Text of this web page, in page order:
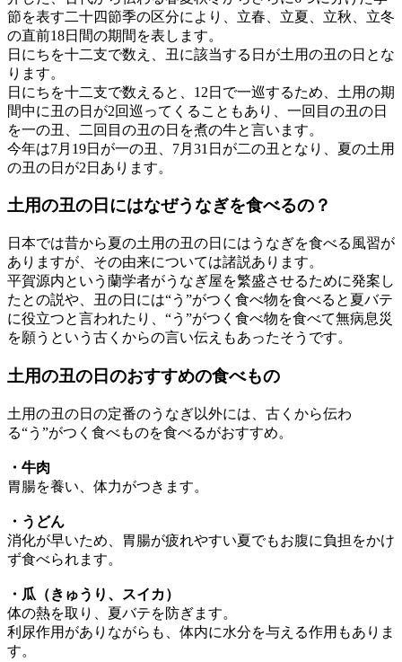
節を表す二十四節季の区分により、立春、立夏、立秋、立冬
の直前18日間の期間を表します。
日にちを十二支で数え、丑に該当する日が土用の丑の日とな
ります。
日にちを十二支で数えると、12日で一巡するため、土用の期
間中に丑の日が2回巡ってくることもあり、一回目の丑の日
を一の丑、二回目の丑の日を煮の牛と言います。
今年は7月19日が一の丑、7月31日が二の丑となり、夏の土用
の丑の日が2日あります。
土用の丑の日にはなぜうなぎを食べるの？
日本では昔から夏の土用の丑の日にはうなぎを食べる風習が
ありますが、その由来については諸説あります。
平賀源内という蘭学者がうなぎ屋を繁盛させるために発案し
たとの説や、丑の日には“う”がつく食べ物を食べると夏バテ
に役立つと言われたり、“う”がつく食べ物を食べて無病息災
を願うという古くからの言い伝えもあったそうです。
土用の丑の日のおすすめの食べもの
土用の丑の日の定番のうなぎ以外には、古くから伝わ
る“う”がつく食べものを食べるがおすすめ。
・牛肉
胃腸を養い、体力がつきます。
・うどん
消化が早いため、胃腸が疲れやすい夏でもお腹に負担をかけ
ず食べられます。
・瓜（きゅうり、スイカ）
体の熱を取り、夏バテを防ぎます。
利尿作用がありながらも、体内に水分を与える作用もありま
す。